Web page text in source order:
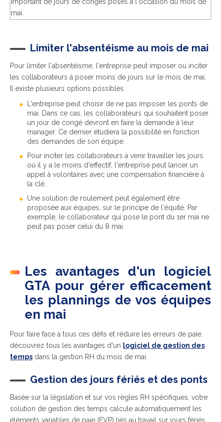
mai.
Limiter l'absentéisme au mois de mai
Pour limiter l'absentéisme, l'entreprise peut imposer ou inciter
les collaborateurs à poser moins de jours sur le mois de mai.
Il existe plusieurs options possibles :
L'entreprise peut choisir de ne pas imposer les ponts de
mai. Dans ce cas, les collaborateurs qui souhaitent poser
un jour de congé devront en faire la demande à leur
manager. Ce dernier étudiera la possibilité en fonction
des demandes de son équipe.
Pour inciter les collaborateurs à venir travailler les jours
où il y a le moins d'effectif, l'entreprise peut lancer un
appel à volontaires avec une compensation financière à
la clé.
Une solution de roulement peut également être
proposée aux équipes, sur le principe de l'équité. Par
exemple, le collaborateur qui pose le pont du 1er mai ne
peut pas poser celui du 8 mai.
Les avantages d'un logiciel
GTA pour gérer efficacement
les plannings de vos équipes
en mai
Pour faire face à tous ces défis et réduire les erreurs de paie,
découvrez tous les avantages d'un logiciel de gestion des
temps dans la gestion RH du mois de mai.
Gestion des jours fériés et des ponts
Basée sur la législation et sur vos règles RH spécifiques, votre
solution de gestion des temps calcule automatiquement les
éléments variables de paie (EVP) liés au travail sur jours fériés